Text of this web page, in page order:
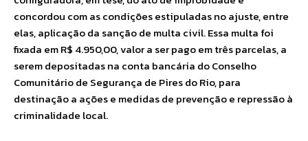
concordou com as condições estipuladas no ajuste, entre
elas, aplicação da sanção de multa civil. Essa multa foi
fixada em R$ 4.950,00, valor a ser pago em três parcelas, a
serem depositadas na conta bancária do Conselho
Comunitário de Segurança de Pires do Rio, para
destinação a ações e medidas de prevenção e repressão à
criminalidade local.